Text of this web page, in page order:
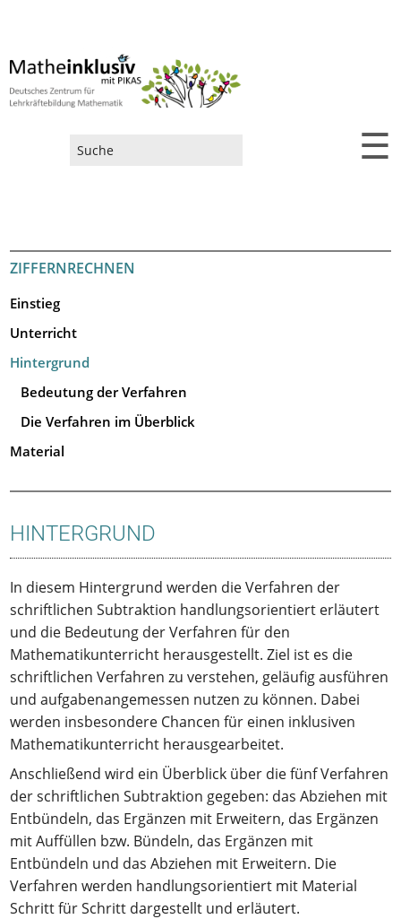
☰
ZIFFERNRECHNEN
Einstieg
Unterricht
Hintergrund
Bedeutung der Verfahren
Die Verfahren im Überblick
Material
HINTERGRUND
In diesem Hintergrund werden die Verfahren der
schriftlichen Subtraktion handlungsorientiert erläutert
und die Bedeutung der Verfahren für den
Mathematikunterricht herausgestellt. Ziel ist es die
schriftlichen Verfahren zu verstehen, geläufig ausführen
und aufgabenangemessen nutzen zu können. Dabei
werden insbesondere Chancen für einen inklusiven
Mathematikunterricht herausgearbeitet.
Anschließend wird ein Überblick über die fünf Verfahren
der schriftlichen Subtraktion gegeben: das Abziehen mit
Entbündeln, das Ergänzen mit Erweitern, das Ergänzen
mit Auffüllen bzw. Bündeln, das Ergänzen mit
Entbündeln und das Abziehen mit Erweitern. Die
Verfahren werden handlungsorientiert mit Material
Schritt für Schritt dargestellt und erläutert.